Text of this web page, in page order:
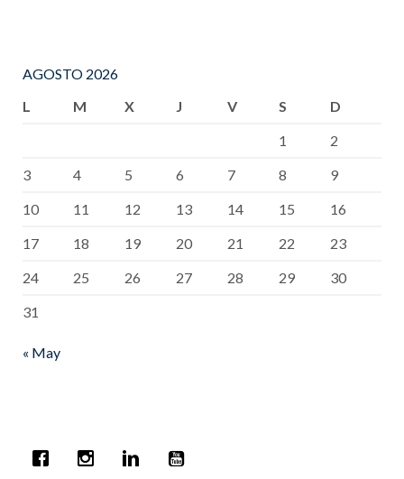
AGOSTO 2026
L
M X J V S
D
1
2
3
4 5 6 7 8
9
10
11 12 13 14 15
16
17
18 19 20 21 22
23
24
25 26 27 28 29
30
31
« May